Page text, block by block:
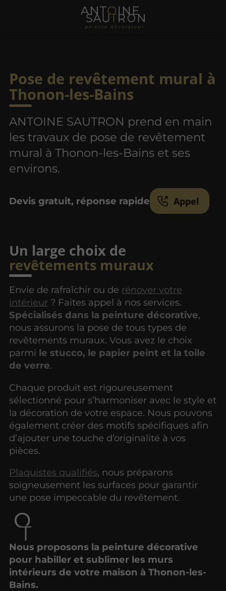
Pose de revêtement mural à
Thonon-les-Bains
ANTOINE SAUTRON prend en main
les travaux de pose de revêtement
mural à Thonon-les-Bains et ses
environs.
Devis gratuit, réponse rapide Appel
Un large choix de
revêtements muraux
Envie de rafraîchir ou de rénover votre
intérieur ? Faites appel à nos services.
Spécialisés dans la peinture décorative,
nous assurons la pose de tous types de
revêtements muraux. Vous avez le choix
parmi le stucco, le papier peint et la toile
de verre.
Chaque produit est rigoureusement
sélectionné pour s’harmoniser avec le style et
la décoration de votre espace. Nous pouvons
également créer des motifs spécifiques afin
d’ajouter une touche d’originalité à vos
pièces.
Plaquistes qualifiés, nous préparons
soigneusement les surfaces pour garantir
une pose impeccable du revêtement.
Nous proposons la peinture décorative
pour habiller et sublimer les murs
intérieurs de votre maison à Thonon-les-
Bains.